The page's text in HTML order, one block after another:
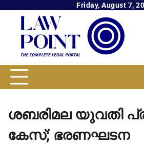
content
Friday, August 7,
ശബരിമല യുവതി
കേസ്; ഭരണഘടന